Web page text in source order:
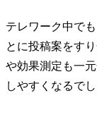
テレワーク中で
とに投稿案をす
や効果測定も一
しやすくなるでし